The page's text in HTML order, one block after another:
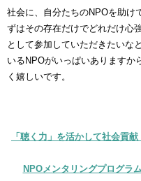
社会に、自分たちのNPOを助け
ずはその存在だけでどれだけ心
として参加していただきたいな
いるNPOがいっぱいありますか
く嬉しいです。
「聴く力」を活かして社会貢
NPOメンタリングプログラ